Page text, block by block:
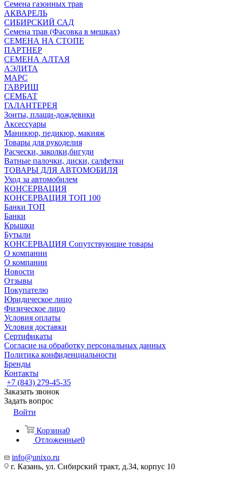
Семена газонных трав
АКВАРЕЛЬ
СИБИРСКИЙ САД
Семена трав (Фасовка в мешках)
СЕМЕНА НА СТОПЕ
ПАРТНЕР
СЕМЕНА АЛТАЯ
АЭЛИТА
МАРС
ГАВРИШ
СЕМБАТ
ГАЛАНТЕРЕЯ
Зонты, плащи-дождевики
Аксессуары
Маникюр, педикюр, макияж
Товары для рукоделия
Расчески, заколки,бигуди
Ватные палочки, диски, салфетки
ТОВАРЫ ДЛЯ АВТОМОБИЛЯ
Уход за автомобилем
КОНСЕРВАЦИЯ
КОНСЕРВАЦИЯ ТОП 100
Банки ТОП
Банки
Крышки
Бутыли
КОНСЕРВАЦИЯ Сопутствующие товары
О компании
О компании
Новости
Отзывы
Покупателю
Юридическое лицо
Физическое лицо
Условия оплаты
Условия доставки
Сертификаты
Согласие на обработку персональных данных
Политика конфиденциальности
Бренды
Контакты
+7 (843) 279-45-35
Заказать звонок
Задать вопрос
Войти
Корзина0
Отложенные0
info@unixo.ru
г. Казань, ул. Сибирский тракт, д.34, корпус 10